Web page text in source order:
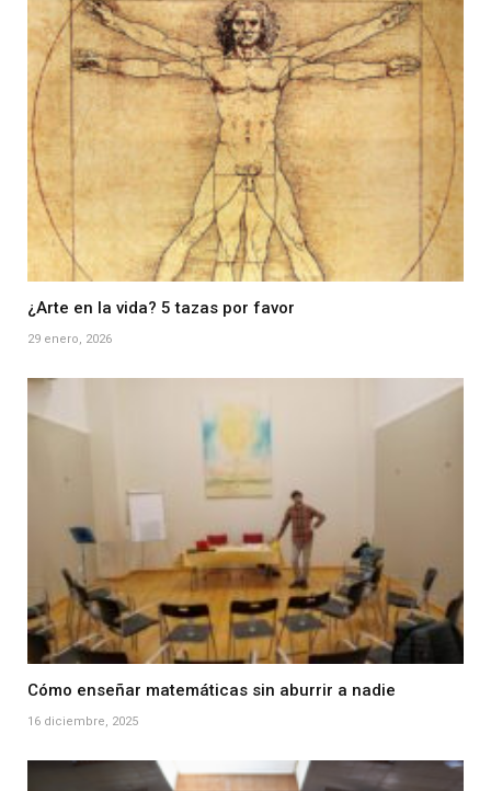
¿Arte en la vida? 5 tazas por favor
29 enero, 2026
Cómo enseñar matemáticas sin aburrir a nadie
16 diciembre, 2025